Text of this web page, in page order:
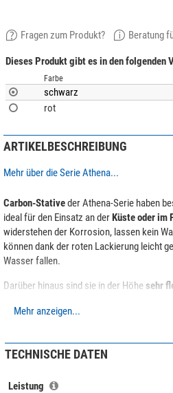
Fragen zum Produkt? Beratung
Dieses Produkt gibt es in den folgenden
Farbe
schwarz
rot
ARTIKELBESCHREIBUNG
Mehr über die Serie Athena...
Carbon-Stativeder Athena-Serie haben
ideal für den Einsatz an derKüste oder im
widerstehen der Korrosion, lassen kein
können dank der roten Lackierung leicht
Wasser fallen.
Darüber hinaus sind sie in der Höhe sehr
Mittelsäule und einhoher Spreizwinkel
einen Rucksack, um die Stabilität zu
Anforderungen angepasst werden können.
Mehr anzeigen...
TECHNISCHE DATEN
Leistung